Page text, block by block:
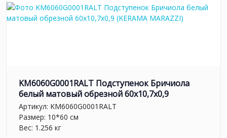
KM6060G0001RALT Подступенок Бричиола
белый матовый обрезной 60x10,7x0,9
Артикул: KM6060G0001RALT
Размер: 10*60 см
Вес: 1.256 кг